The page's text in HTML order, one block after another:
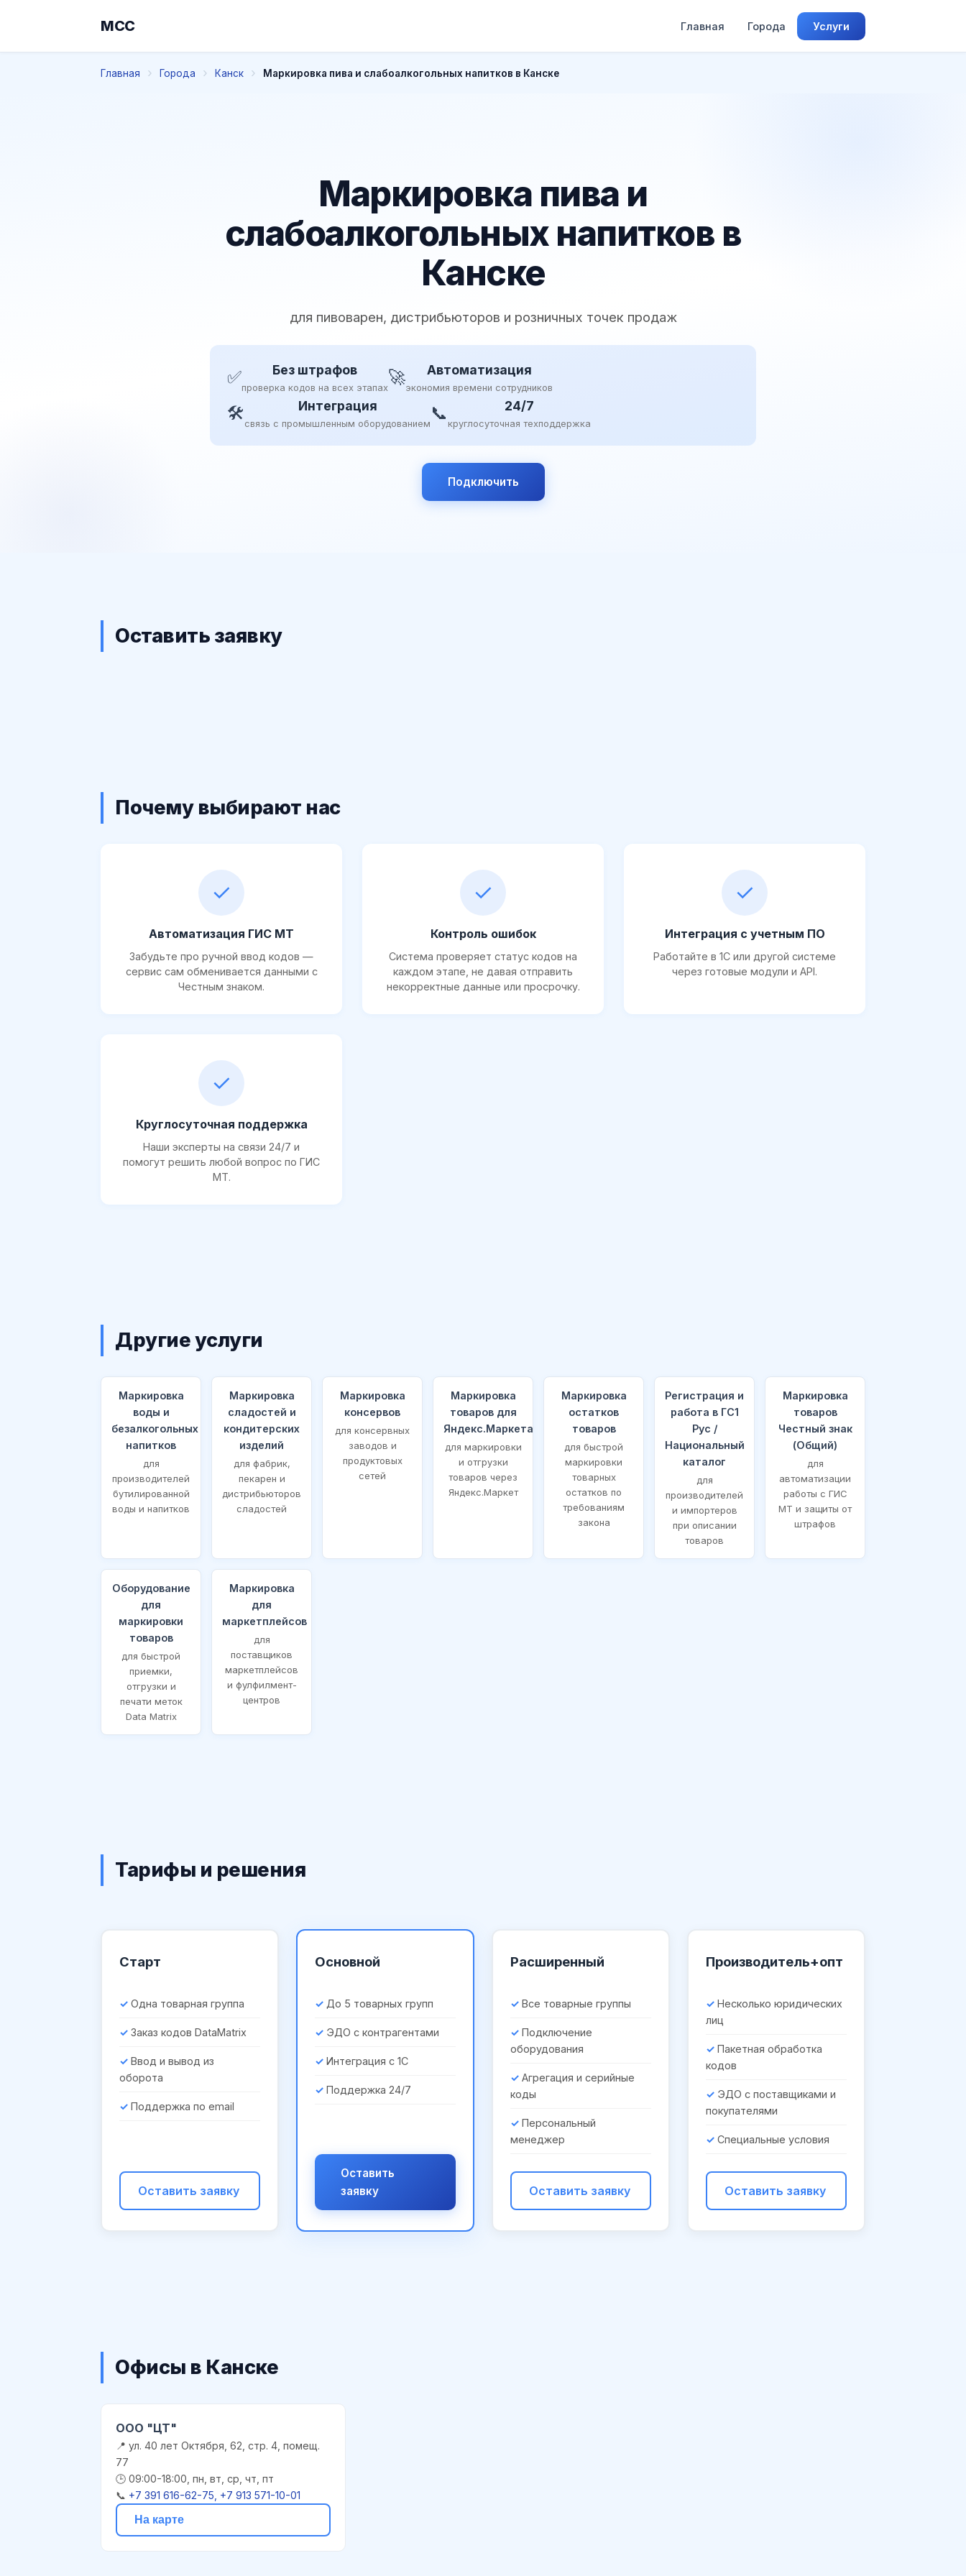
МСС Главная Города Услуги
Главная Города Канск Маркировка пива и слабоалкогольных напитков в Канске
Маркировка пива и
слабоалкогольных напитков в
Канске
для пивоварен, дистрибьюторов и розничных точек продаж
✅ Без штрафов
проверка кодов на всех этапах🚀 Автоматизация
экономия времени сотрудников
🛠 Интеграция
связь с промышленным оборудованием 📞 24/7
круглосуточная техподдержка
Подключить
Оставить заявку
Почему выбирают нас
✓
Автоматизация ГИС МТ
Забудьте про ручной ввод кодов —
сервис сам обменивается данными с
Честным знаком.
✓
Контроль ошибок
Система проверяет статус кодов на
каждом этапе, не давая отправить
некорректные данные или просрочку.
✓
Интеграция с учетным ПО
Работайте в 1С или другой системе
через готовые модули и API.
✓
Круглосуточная поддержка
Наши эксперты на связи 24/7 и
помогут решить любой вопрос по ГИС
МТ.
Другие услуги
Маркировка
воды и
безалкогольных
напитков
для
производителей
бутилированной
воды и напитков
Маркировка
сладостей и
кондитерских
изделий
для фабрик,
пекарен и
дистрибьюторов
сладостей
Маркировка
консервов
для консервных
заводов и
продуктовых
сетей
Маркировка
товаров для
Яндекс.Маркета
для маркировки
и отгрузки
товаров через
Яндекс.Маркет
Маркировка
остатков
товаров
для быстрой
маркировки
товарных
остатков по
требованиям
закона
Регистрация и
работа в ГС1
Рус /
Национальный
каталог
для
производителей
и импортеров
при описании
товаров
Маркировка
товаров
Честный знак
(Общий)
для
автоматизации
работы с ГИС
МТ и защиты от
штрафов
Оборудование
для
маркировки
товаров
для быстрой
приемки,
отгрузки и
печати меток
Data Matrix
Маркировка
для
маркетплейсов
для
поставщиков
маркетплейсов
и фулфилмент-
центров
Тарифы и решения
Старт
Одна товарная группа
Заказ кодов DataMatrix
Ввод и вывод из
оборота
Поддержка по email
Оставить заявку
Основной
До 5 товарных групп
ЭДО с контрагентами
Интеграция с 1С
Поддержка 24/7
Оставить
заявку
Расширенный
Все товарные группы
Подключение
оборудования
Агрегация и серийные
коды
Персональный
менеджер
Оставить заявку
Производитель+опт
Несколько юридических
лиц
Пакетная обработка
кодов
ЭДО с поставщиками и
покупателями
Специальные условия
Оставить заявку
Офисы в Канске
ООО "ЦТ"
📍 ул. 40 лет Октября, 62, стр. 4, помещ.
77
🕒 09:00-18:00, пн, вт, ср, чт, пт
📞 +7 391 616-62-75, +7 913 571-10-01
На карте